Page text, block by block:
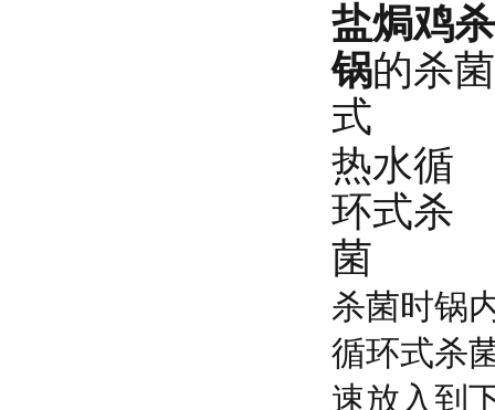
盐焗鸡
锅的杀
式
热水循
环式杀
菌
杀菌时锅
循环式杀
速放入到